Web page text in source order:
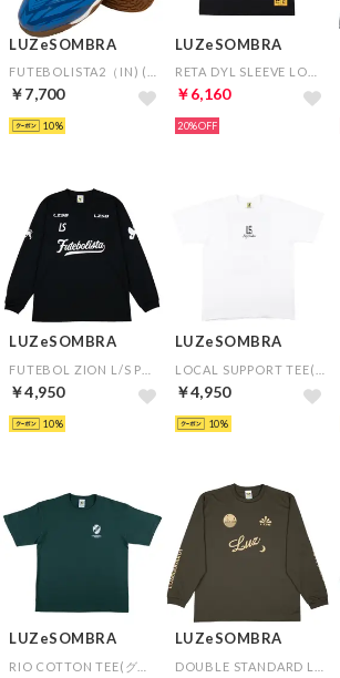
LUZeSOMBRA
￥7,700
10
LUZeSOMBRA
￥6,160
20%
LUZeSOMBRA
￥4,950
10
LUZeSOMBRA
￥4,950
10
LUZeSOMBRA LUZeSOMBRA